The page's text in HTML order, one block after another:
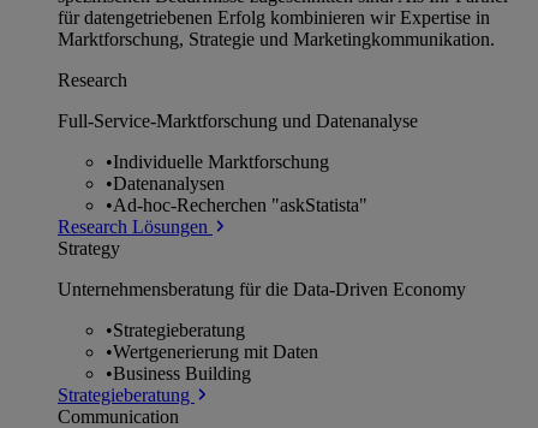
für datengetriebenen Erfolg kombinieren wir Expertise in
Marktforschung, Strategie und Marketingkommunikation.
Research
Full-Service-Marktforschung und Datenanalyse
•Individuelle Marktforschung
•Datenanalysen
•Ad-hoc-Recherchen "askStatista"
Research Lösungen
Strategy
Unternehmens­beratung für die Data-Driven Economy
•Strategieberatung
•Wertgenerierung mit Daten
•Business Building
Strategieberatung
Communication